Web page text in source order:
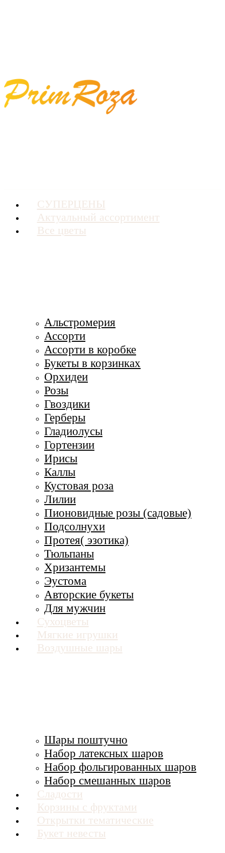
СУПЕРЦЕНЫ
Актуальный ассортимент
Все цветы
Альстромерия
Ассорти
Ассорти в коробке
Букеты в корзинках
Орхидеи
Розы
Гвоздики
Герберы
Гладиолусы
Гортензии
Ирисы
Каллы
Кустовая роза
Лилии
Пионовидные розы (садовые)
Подсолнухи
Протея( эзотика)
Тюльпаны
Хризантемы
Эустома
Авторские букеты
Для мужчин
Сухоцветы
Мягкие игрушки
Воздушные шары
Шары поштучно
Набор латексных шаров
Набор фольгированных шаров
Набор смешанных шаров
Сладости
Корзины с фруктами
Открытки тематические
Букет невесты